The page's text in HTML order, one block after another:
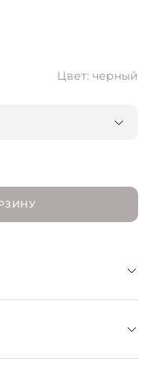
Цвет: черный
крой с
впишется в
лука